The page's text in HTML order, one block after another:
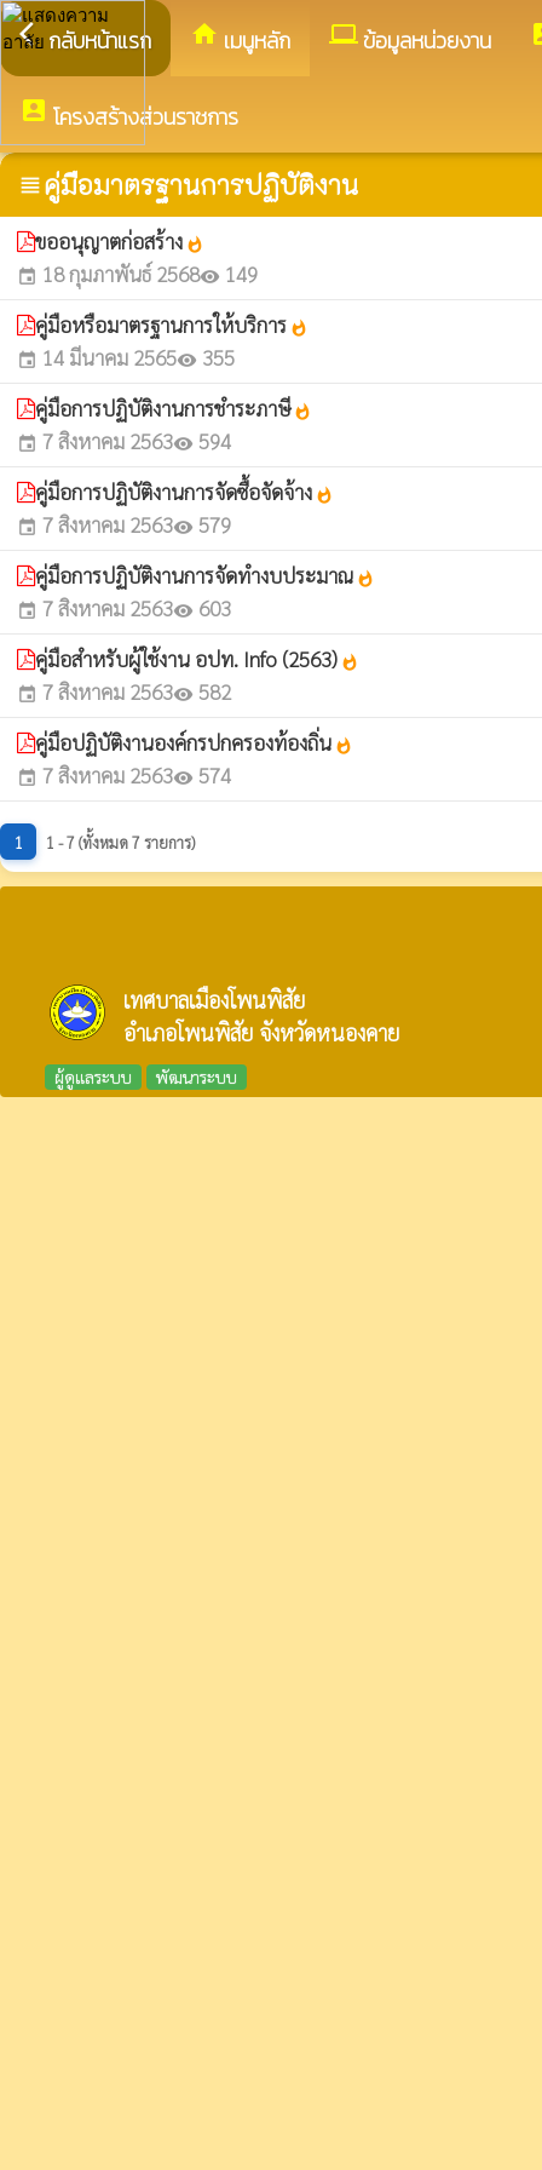
arrow_back_ios กลับหน้าแรก home เมนูหลัก computerข้อมูลหน่วยงาน
account_box โครงสร้างส่วนราชการ
view_headlineคู่มือมาตรฐานการปฏิบัติงาน
ขออนุญาตก่อสร้าง whatshot
event 18 กุมภาพันธ์ 2568visibility 149
คู่มือหรือมาตรฐานการให้บริการ whatshot
event 14 มีนาคม 2565visibility 355
คู่มือการปฏิบัติงานการชำระภาษีwhatshot
event 7 สิงหาคม 2563visibility 594
คู่มือการปฏิบัติงานการจัดซื้อจัดจ้าง whatshot
event 7 สิงหาคม 2563visibility 579
คู่มือการปฏิบัติงานการจัดทำงบประมาณ whatshot
event 7 สิงหาคม 2563visibility 603
คู่มือสำหรับผู้ใช้งาน อปท. Info (2563) whatshot
event 7 สิงหาคม 2563visibility 582
คู่มือปฏิบัติงานองค์กรปกครองท้องถิ่น whatshot
event 7 สิงหาคม 2563visibility 574
1 1 - 7 (ทั้งหมด 7 รายการ)
เทศบาลเมืองโพนพิสัย
อำเภอโพนพิสัย จังหวัดหนองคาย
ผู้ดูแลระบบ พัฒนาระบบ